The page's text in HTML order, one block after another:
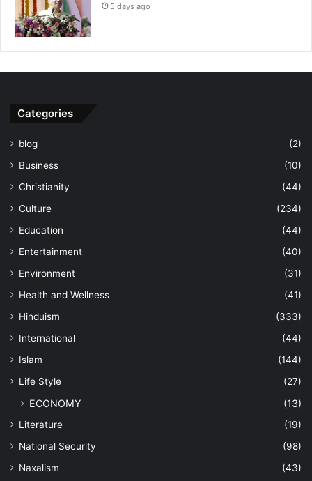
5 days ago
Categories
blog
(2)
Business
(10)
Christianity
(44)
Culture
(234)
Education
(44)
Entertainment
(40)
Environment
(31)
Health and Wellness
(41)
Hinduism
(333)
International
(44)
Islam
(144)
Life Style
(27)
ECONOMY (13)
Literature
(19)
National Security
(98)
Naxalism
(43)